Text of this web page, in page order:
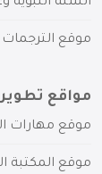
موقع الترجمات
مواقع
موقع مهارات
موقع المكتبة